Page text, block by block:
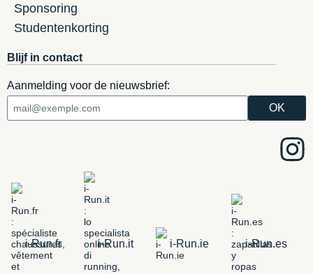
Sponsoring
Studentenkorting
Blijf in contact
Aanmelding voor de nieuwsbrief:
i-Run.fr i-Run.it i-Run.ie i-Run.es